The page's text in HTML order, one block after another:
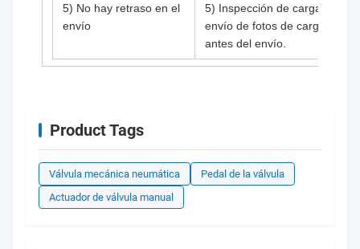
5) No hay retraso en el
envío
5) Inspección de carga y
envío de fotos de carga
antes del envío.
Product Tags
Válvula mecánica neumática
Pedal de la válvula
Actuador de válvula manual